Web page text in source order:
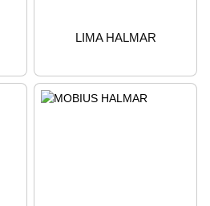
LIMA HALMAR